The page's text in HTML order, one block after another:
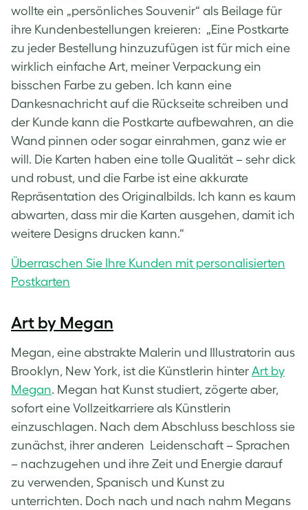
wollte ein „persönliches Souvenir“ als Beilage für
ihre Kundenbestellungen kreieren: „Eine Postkarte
zu jeder Bestellung hinzuzufügen ist für mich eine
wirklich einfache Art, meiner Verpackung ein
bisschen Farbe zu geben. Ich kann eine
Dankesnachricht auf die Rückseite schreiben und
der Kunde kann die Postkarte aufbewahren, an die
Wand pinnen oder sogar einrahmen, ganz wie er
will. Die Karten haben eine tolle Qualität – sehr dick
und robust, und die Farbe ist eine akkurate
Repräsentation des Originalbilds. Ich kann es kaum
abwarten, dass mir die Karten ausgehen, damit ich
weitere Designs drucken kann.“
Überraschen Sie Ihre Kunden mit personalisierten
Postkarten
Art by Megan
Megan, eine abstrakte Malerin und Illustratorin aus
Brooklyn, New York, ist die Künstlerin hinter Art by
Megan. Megan hat Kunst studiert, zögerte aber,
sofort eine Vollzeitkarriere als Künstlerin
einzuschlagen. Nach dem Abschluss beschloss sie
zunächst, ihrer anderen Leidenschaft – Sprachen
– nachzugehen und ihre Zeit und Energie darauf
zu verwenden, Spanisch und Kunst zu
unterrichten. Doch nach und nach nahm Megans